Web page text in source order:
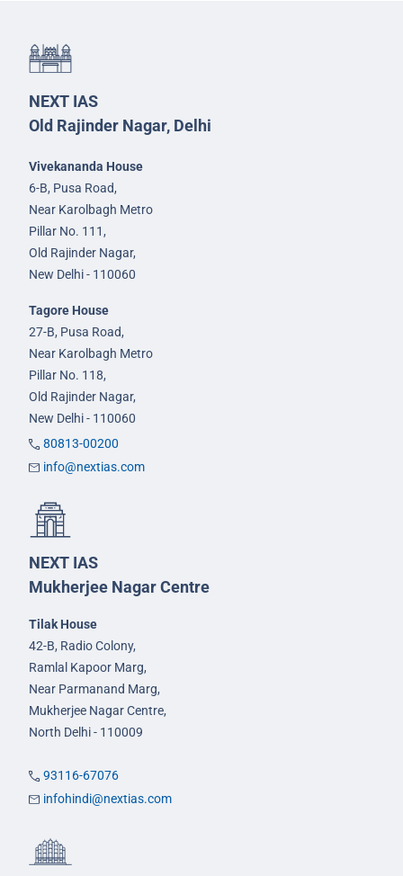
NEXT IAS
Old Rajinder Nagar, Delhi
Vivekananda House
6-B, Pusa Road,
Near Karolbagh Metro
Pillar No. 111,
Old Rajinder Nagar,
New Delhi - 110060
Tagore House
27-B, Pusa Road,
Near Karolbagh Metro
Pillar No. 118,
Old Rajinder Nagar,
New Delhi - 110060
80813-00200
info@nextias.com
NEXT IAS
Mukherjee Nagar Centre
Tilak House
42-B, Radio Colony,
Ramlal Kapoor Marg,
Near Parmanand Marg,
Mukherjee Nagar Centre,
North Delhi - 110009
93116-67076
infohindi@nextias.com